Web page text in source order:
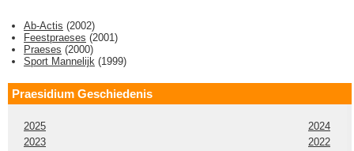
Ab-Actis (2002)
Feestpraeses (2001)
Praeses (2000)
Sport Mannelijk (1999)
Praesidium Geschiedenis
2025
2024
2023
2022